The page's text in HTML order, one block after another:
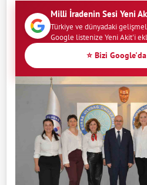
Milli İradenin Sesi Yeni
Türkiye ve dünyadaki
Google listenize Yeni Akit'i
⭐ Bizi